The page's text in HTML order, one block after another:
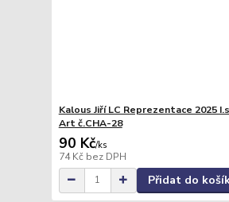
Kalous Jiří LC Reprezentace 2025
Art č.CHA-28
90 Kč/ks
74 Kč bez DPH
Přidat do